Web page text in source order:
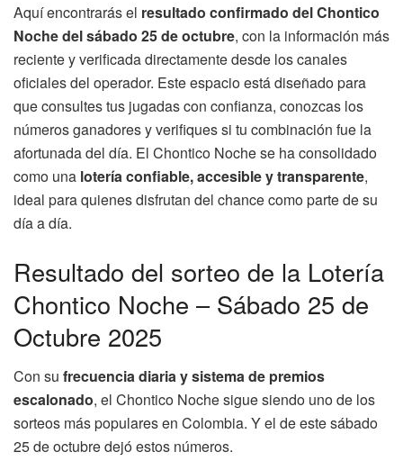
Aquí encontrarás el resultado confirmado del Chontico
Noche del sábado 25 de octubre, con la información más
reciente y verificada directamente desde los canales
oficiales del operador. Este espacio está diseñado para
que consultes tus jugadas con confianza, conozcas los
números ganadores y verifiques si tu combinación fue la
afortunada del día. El Chontico Noche se ha consolidado
como una lotería confiable, accesible y transparente,
ideal para quienes disfrutan del chance como parte de su
día a día.
Resultado del sorteo de la Lotería
Chontico Noche – Sábado 25 de
Octubre 2025
Con su frecuencia diaria y sistema de premios
escalonado, el Chontico Noche sigue siendo uno de los
sorteos más populares en Colombia. Y el de este sábado
25 de octubre dejó estos números.